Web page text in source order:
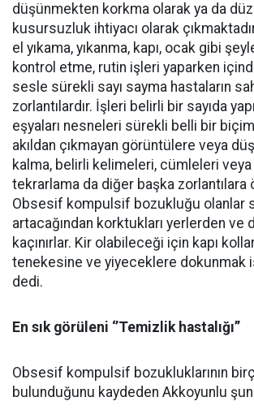
düşünmekten korkma olarak ya da
kusursuzluk ihtiyacı olarak
el yıkama, yıkanma, kapı, ocak gibi
kontrol etme, rutin işleri yaparken
sesle sürekli sayı sayma hastaların
zorlantılardır. İşleri belirli bir sayıda
eşyaları nesneleri sürekli belli bir
akıldan çıkmayan görüntülere veya
kalma, belirli kelimeleri, cümleleri veya
tekrarlama da diğer başka zorlantılara
Obsesif kompulsif bozukluğu olanlar
artacağından korktukları yerlerden ve
kaçınırlar. Kir olabileceği için kapı
tenekesine ve yiyeceklere dokunmak
dedi.
En sık görüleni ‘’Temizlik hastalığı’’
Obsesif kompulsif bozukluklarının
bulunduğunu kaydeden Akkoyunlu